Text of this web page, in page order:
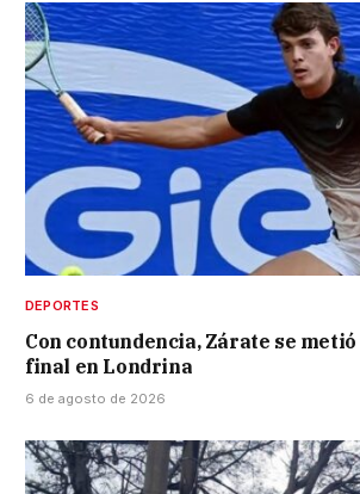
DEPORTES
Con contundencia, Zárate se
final en Londrina
6 de agosto de 2026